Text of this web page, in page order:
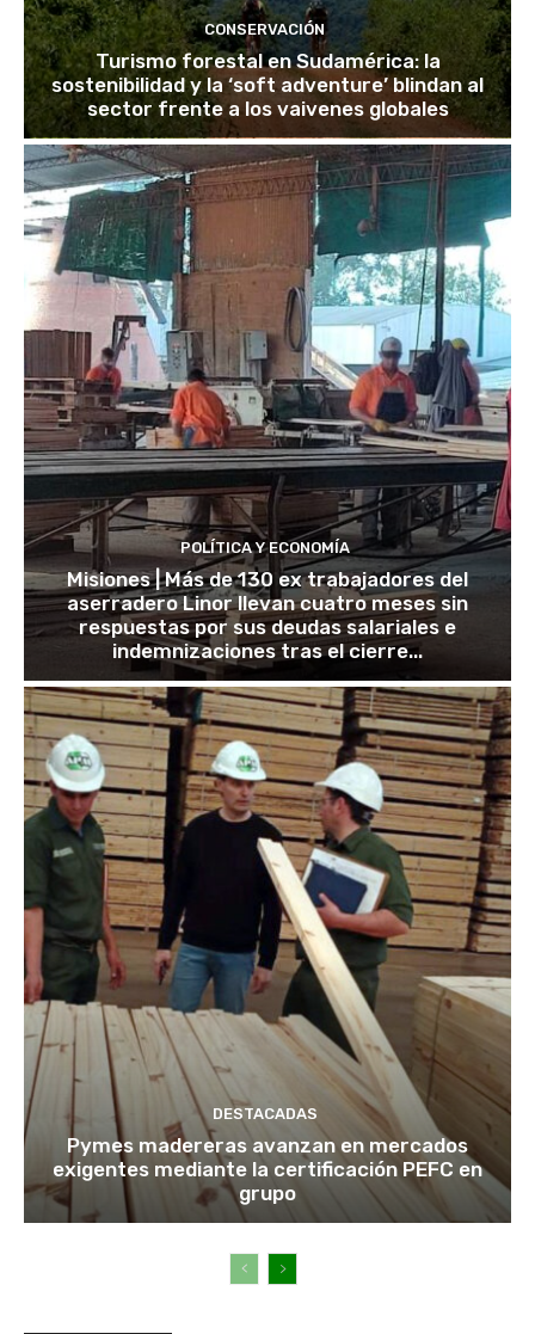
CONSERVACIÓN
Turismo forestal en Sudamérica: la
sostenibilidad y la ‘soft adventure’ blindan al
sector frente a los vaivenes globales
POLÍTICA Y ECONOMÍA
Misiones | Más de 130 ex trabajadores del
aserradero Linor llevan cuatro meses sin
respuestas por sus deudas salariales e
indemnizaciones tras el cierre...
DESTACADAS
Pymes madereras avanzan en mercados
exigentes mediante la certificación PEFC en
grupo